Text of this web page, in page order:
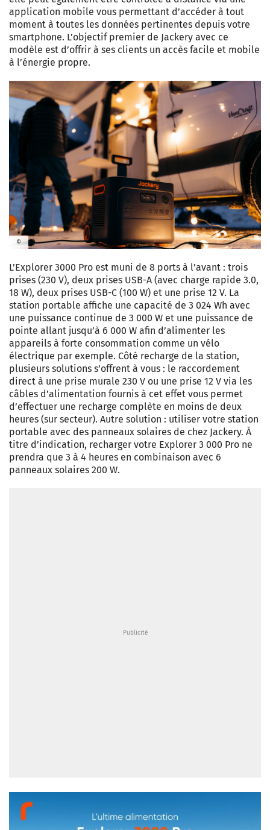
application mobile vous permettant d’accéder à tout
moment à toutes les données pertinentes depuis votre
smartphone. L’objectif premier de Jackery avec ce
modèle est d’offrir à ses clients un accès facile et mobile
à l’énergie propre.
©
L’Explorer 3000 Pro est muni de 8 ports à l’avant : trois
prises (230 V), deux prises USB-A (avec charge rapide 3.0,
18 W), deux prises USB-C (100 W) et une prise 12 V. La
station portable affiche une capacité de 3 024 Wh avec
une puissance continue de 3 000 W et une puissance de
pointe allant jusqu’à 6 000 W afin d’alimenter les
appareils à forte consommation comme un vélo
électrique par exemple. Côté recharge de la station,
plusieurs solutions s’offrent à vous : le raccordement
direct à une prise murale 230 V ou une prise 12 V via les
câbles d’alimentation fournis à cet effet vous permet
d’effectuer une recharge complète en moins de deux
heures (sur secteur). Autre solution : utiliser votre station
portable avec des panneaux solaires de chez Jackery. À
titre d’indication, recharger votre Explorer 3 000 Pro ne
prendra que 3 à 4 heures en combinaison avec 6
panneaux solaires 200 W.